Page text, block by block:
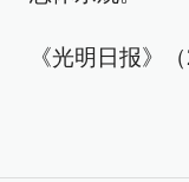
《光明日报》